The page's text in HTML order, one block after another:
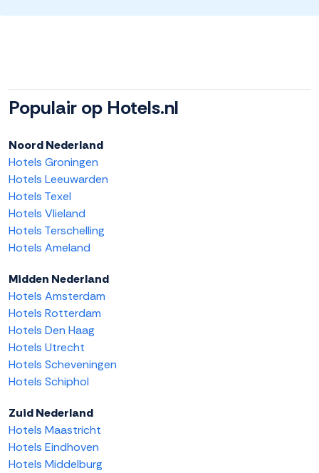
Populair op Hotels.nl
Noord Nederland
Hotels Groningen
Hotels Leeuwarden
Hotels Texel
Hotels Vlieland
Hotels Terschelling
Hotels Ameland
Midden Nederland
Hotels Amsterdam
Hotels Rotterdam
Hotels Den Haag
Hotels Utrecht
Hotels Scheveningen
Hotels Schiphol
Zuid Nederland
Hotels Maastricht
Hotels Eindhoven
Hotels Middelburg